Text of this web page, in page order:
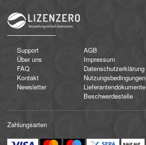
Support
Über uns
FAQ
Kontakt
Newsletter
AGB
Impressum
Datenschutzerklärung
Nutzungsbedingungen
Lieferantendokumente
Beschwerdestelle
Zahlungsarten